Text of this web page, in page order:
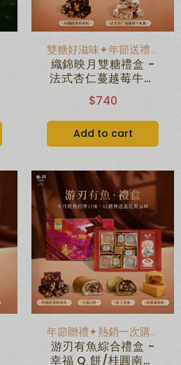
雙糖好滋味✦年節送禮首選
織錦映月雙糖禮盒 -
法式杏仁蔓越莓牛軋
糖/桂圓南棗核桃糕
(附提袋)
$740
Add to cart
年節贈禮✦熱銷一次購足
游刃有魚綜合禮盒 -
幸福 Q 餅/桂圓南棗